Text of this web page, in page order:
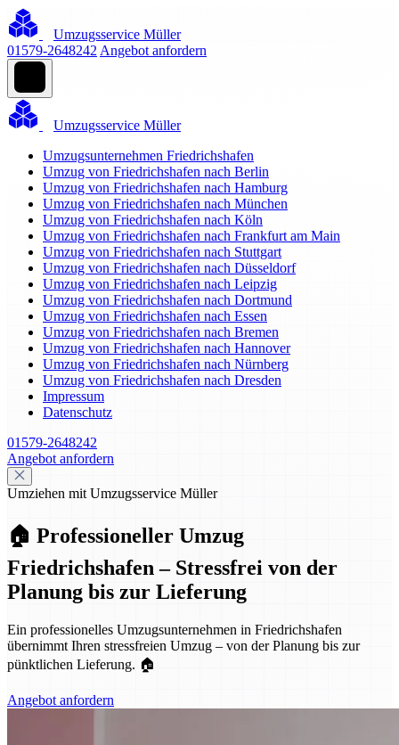
Umzugsservice Müller
01579-2648242 Angebot anfordern
Umzugsservice Müller
Umzugsunternehmen Friedrichshafen
Umzug von Friedrichshafen nach Berlin
Umzug von Friedrichshafen nach Hamburg
Umzug von Friedrichshafen nach München
Umzug von Friedrichshafen nach Köln
Umzug von Friedrichshafen nach Frankfurt am Main
Umzug von Friedrichshafen nach Stuttgart
Umzug von Friedrichshafen nach Düsseldorf
Umzug von Friedrichshafen nach Leipzig
Umzug von Friedrichshafen nach Dortmund
Umzug von Friedrichshafen nach Essen
Umzug von Friedrichshafen nach Bremen
Umzug von Friedrichshafen nach Hannover
Umzug von Friedrichshafen nach Nürnberg
Umzug von Friedrichshafen nach Dresden
Impressum
Datenschutz
01579-2648242
Angebot anfordern
Umziehen mit Umzugsservice Müller
🏠 Professioneller Umzug
Friedrichshafen – Stressfrei von der
Planung bis zur Lieferung
Ein professionelles Umzugsunternehmen in Friedrichshafen
übernimmt Ihren stressfreien Umzug – von der Planung bis zur
pünktlichen Lieferung. 🏠
Angebot anfordern